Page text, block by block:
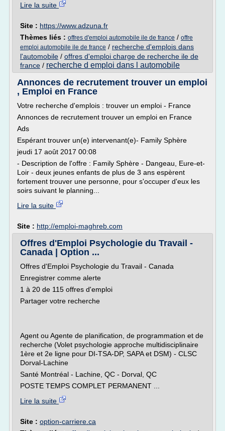
Lire la suite
Site : https://www.adzuna.fr
Thèmes liés : offres d'emploi automobile ile de france / offre
emploi automobile ile de france / recherche d'emplois dans
l'automobile / offres d'emploi charge de recherche ile de
france / recherche d emploi dans l automobile
Annonces de recrutement trouver un emploi
, Emploi en France
Votre recherche d'emplois : trouver un emploi - France
Annonces de recrutement trouver un emploi en France
Ads
Espérant trouver un(e) intervenant(e)- Family Sphère
jeudi 17 août 2017 00:08
- Description de l'offre : Family Sphère - Dangeau, Eure-et-
Loir - deux jeunes enfants de plus de 3 ans espèrent
fortement trouver une personne, pour s'occuper d'eux les
soirs suivant le planning...
Lire la suite
Site : http://emploi-maghreb.com
Offres d'Emploi Psychologie du Travail -
Canada | Option ...
Offres d'Emploi Psychologie du Travail - Canada
Enregistrer comme alerte
1 à 20 de 115 offres d'emploi
Partager votre recherche
Agent ou Agente de planification, de programmation et de
recherche (Volet psychologie approche multidisciplinaire
1ère et 2e ligne pour DI-TSA-DP, SAPA et DSM) - CLSC
Dorval-Lachine
Santé Montréal - Lachine, QC - Dorval, QC
POSTE TEMPS COMPLET PERMANENT ...
Lire la suite
Site : option-carriere.ca